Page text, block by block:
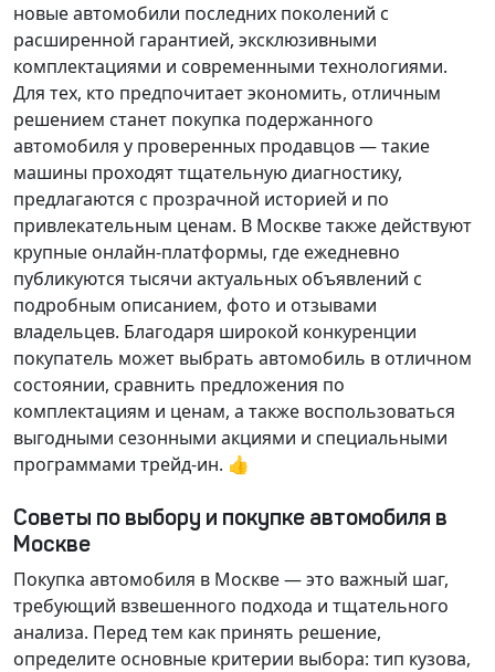
новые автомобили последних поколений с
расширенной гарантией, эксклюзивными
комплектациями и современными технологиями.
Для тех, кто предпочитает экономить, отличным
решением станет покупка подержанного
автомобиля у проверенных продавцов — такие
машины проходят тщательную диагностику,
предлагаются с прозрачной историей и по
привлекательным ценам. В Москве также действуют
крупные онлайн-платформы, где ежедневно
публикуются тысячи актуальных объявлений с
подробным описанием, фото и отзывами
владельцев. Благодаря широкой конкуренции
покупатель может выбрать автомобиль в отличном
состоянии, сравнить предложения по
комплектациям и ценам, а также воспользоваться
выгодными сезонными акциями и специальными
программами трейд-ин. 👍
Советы по выбору и покупке автомобиля в
Москве
Покупка автомобиля в Москве — это важный шаг,
требующий взвешенного подхода и тщательного
анализа. Перед тем как принять решение,
определите основные критерии выбора: тип кузова,